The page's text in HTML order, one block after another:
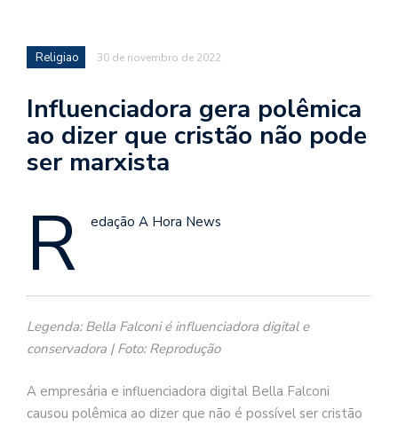
Religiao 30 de novembro de 2022
Influenciadora gera polêmica
ao dizer que cristão não pode
ser marxista
R edação A Hora News
Legenda: Bella Falconi é influenciadora digital e
conservadora | Foto: Reprodução
A empresária e influenciadora digital Bella Falconi
causou polêmica ao dizer que não é possível ser cristão